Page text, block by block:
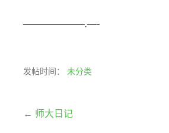
——————–.—-
发帖时间： 未分类
文← 师大日记